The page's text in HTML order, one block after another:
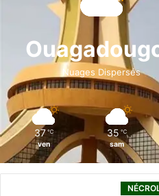
b
o
k
i
n
Nuages Dispersés
37 ℃
ven
35 ℃
sam